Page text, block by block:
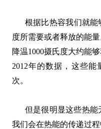
根据比热容我们就能
度所需要或者释放的能
降温1000摄氏度大约能
2012年的数据，这些
次。
但是很明显这些热能
我们会在热能的传递过